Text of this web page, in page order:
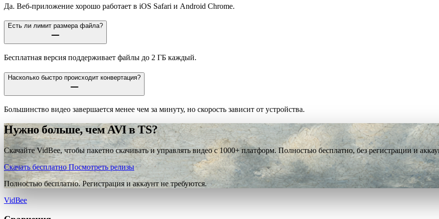
Да. Веб-приложение хорошо работает в iOS Safari и Android Chrome.
Есть ли лимит размера файла?
Бесплатная версия поддерживает файлы до 2 ГБ каждый.
Насколько быстро происходит конвертация?
Большинство видео завершается менее чем за минуту, но скорость зависит от устройства.
Нужно больше, чем AVI в TS?
Скачайте VidBee, чтобы пакетно скачивать и управлять видео с 1000+ платформ. Полностью бесплатно, без регистрации и
Скачать бесплатно Посмотреть релизы
Полностью бесплатно. Регистрация и аккаунт не требуются.
VidBee